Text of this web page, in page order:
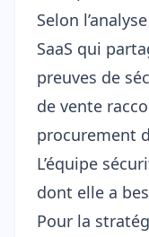
Selon
SaaS qui
preuves de
de vente
procurement
L’équipe
dont elle a
Pour la